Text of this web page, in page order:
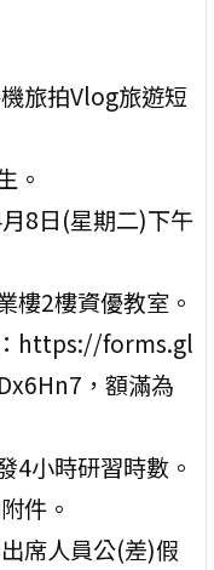
旅拍Vlog旅遊短
。
8日(星期二)下午
樓2樓資優教室。
https://forms.gl
，額滿為
4小時研習時數。
件。
席人員公(差)假